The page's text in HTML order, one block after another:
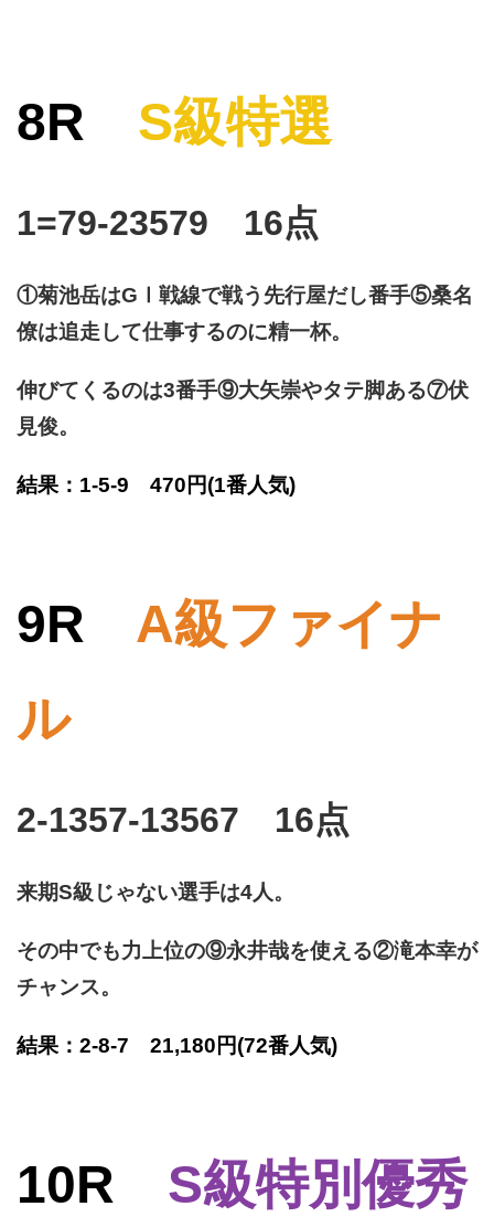
8R S級特選
1=79-23579 16点
①菊池岳はGⅠ戦線で戦う先行屋だし番手⑤桑名
僚は追走して仕事するのに精一杯。
伸びてくるのは3番手⑨大矢崇やタテ脚ある⑦伏
見俊。
結果：1-5-9 470円(1番人気)
9R A級ファイナ
ル
2-1357-13567 16点
来期S級じゃない選手は4人。
その中でも力上位の⑨永井哉を使える②滝本幸が
チャンス。
結果：2-8-7 21,180円(72番人気)
10R S級特別優秀